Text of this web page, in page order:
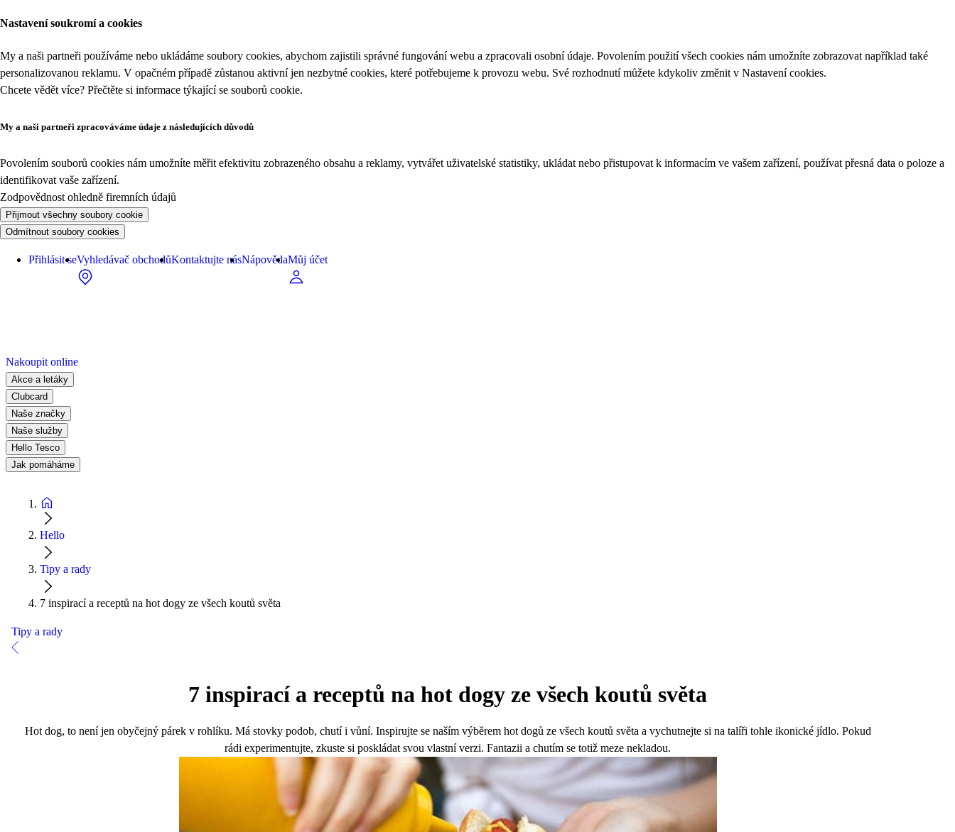
Nastavení soukromí a cookies
My a naši partneři používáme nebo ukládáme soubory cookies, abychom zajistili správné fungování webu a zpracovali osobní údaje. Povolením použití všech cookies nám umožníte zobrazovat například také
personalizovanou reklamu. V opačném případě zůstanou aktivní jen nezbytné cookies, které potřebujeme k provozu webu. Své rozhodnutí můžete kdykoliv změnit v Nastavení cookies.
Chcete vědět více? Přečtěte si informace týkající se souborů cookie.
My a naši partneři zpracováváme údaje z následujících důvodů
Povolením souborů cookies nám umožníte měřit efektivitu zobrazeného obsahu a reklamy, vytvářet uživatelské statistiky, ukládat nebo přistupovat k informacím ve vašem zařízení, používat přesná data o poloze a
identifikovat vaše zařízení.
Zodpovědnost ohledně firemních údajů
Přijmout všechny soubory cookie
Odmítnout soubory cookies
Přihlásit seVyhledávač obchodůKontaktujte násNápovědaMůj účet
Nakoupit online
Akce a letáky
Clubcard
Naše značky
Naše služby
Hello Tesco
Jak pomáháme
Hello
Tipy a rady
7 inspirací a receptů na hot dogy ze všech koutů světa
Tipy a rady
7 inspirací a receptů na hot dogy ze všech koutů světa
Hot dog, to není jen obyčejný párek v rohlíku. Má stovky podob, chutí i vůní. Inspirujte se naším výběrem hot dogů ze všech koutů světa a vychutnejte si na talíři tohle ikonické jídlo. Pokud
rádi experimentujte, zkuste si poskládat svou vlastní verzi. Fantazii a chutím se totiž meze nekladou.